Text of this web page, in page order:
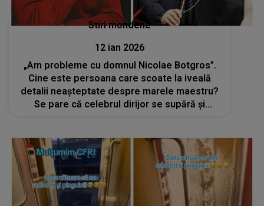
Stiri mondene
12 ian 2026
„Am probleme cu domnul Nicolae Botgros”.
Cine este persoana care scoate la iveală
detalii neașteptate despre marele maestru?
Se pare că celebrul dirijor se supără și